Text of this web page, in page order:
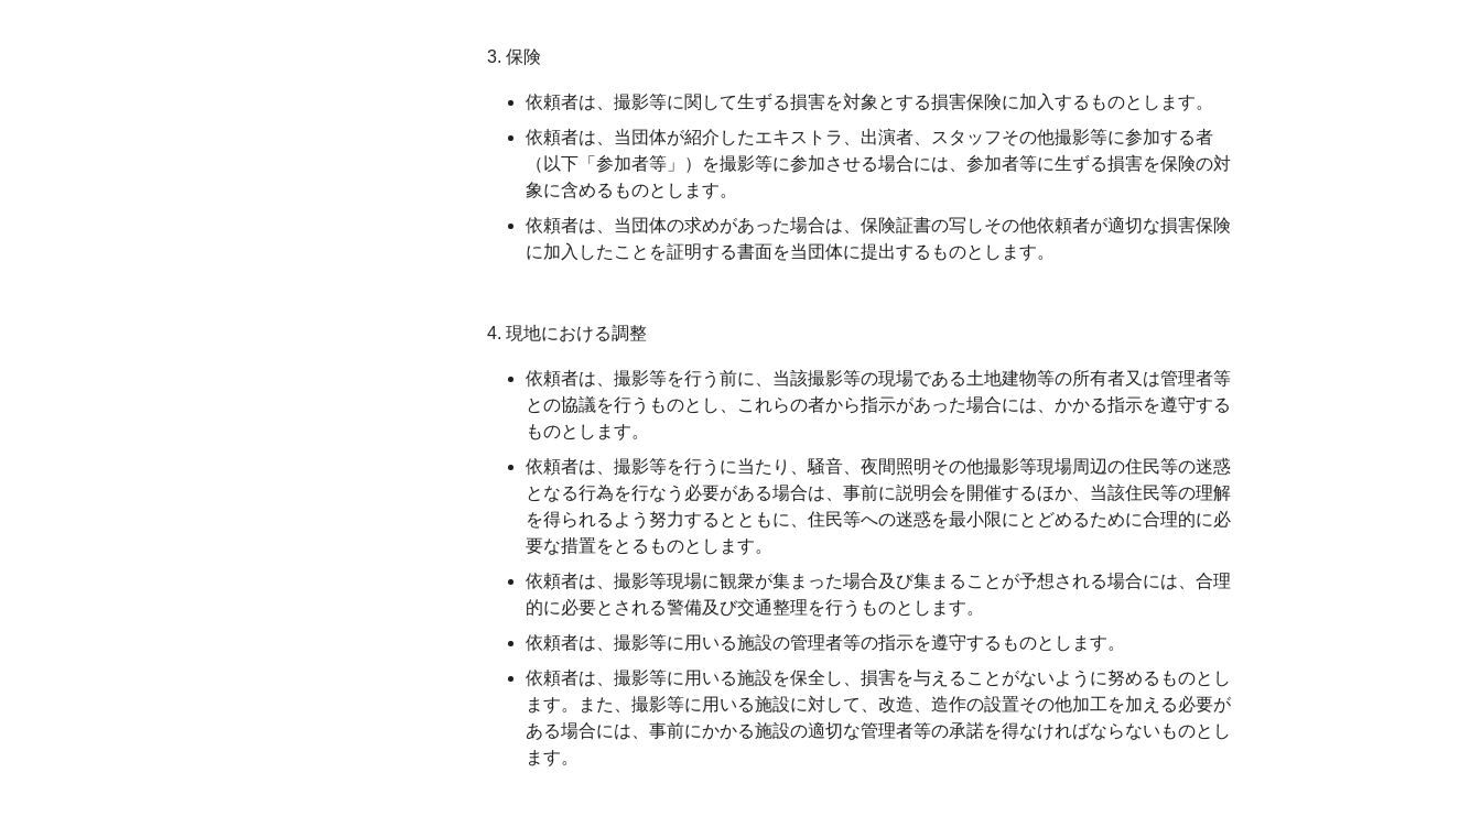
3. 保険
依頼者は、撮影等に関して生ずる損害を対象とする損害保険に加入するものとします。
依頼者は、当団体が紹介したエキストラ、出演者、スタッフその他撮影等に参加する者
（以下「参加者等」）を撮影等に参加させる場合には、参加者等に生ずる損害を保険の対
象に含めるものとします。
依頼者は、当団体の求めがあった場合は、保険証書の写しその他依頼者が適切な損害保険
に加入したことを証明する書面を当団体に提出するものとします。
4. 現地における調整
依頼者は、撮影等を行う前に、当該撮影等の現場である土地建物等の所有者又は管理者等
との協議を行うものとし、これらの者から指示があった場合には、かかる指示を遵守する
ものとします。
依頼者は、撮影等を行うに当たり、騒音、夜間照明その他撮影等現場周辺の住民等の迷惑
となる行為を行なう必要がある場合は、事前に説明会を開催するほか、当該住民等の理解
を得られるよう努力するとともに、住民等への迷惑を最小限にとどめるために合理的に必
要な措置をとるものとします。
依頼者は、撮影等現場に観衆が集まった場合及び集まることが予想される場合には、合理
的に必要とされる警備及び交通整理を行うものとします。
依頼者は、撮影等に用いる施設の管理者等の指示を遵守するものとします。
依頼者は、撮影等に用いる施設を保全し、損害を与えることがないように努めるものとし
ます。また、撮影等に用いる施設に対して、改造、造作の設置その他加工を加える必要が
ある場合には、事前にかかる施設の適切な管理者等の承諾を得なければならないものとし
ます。